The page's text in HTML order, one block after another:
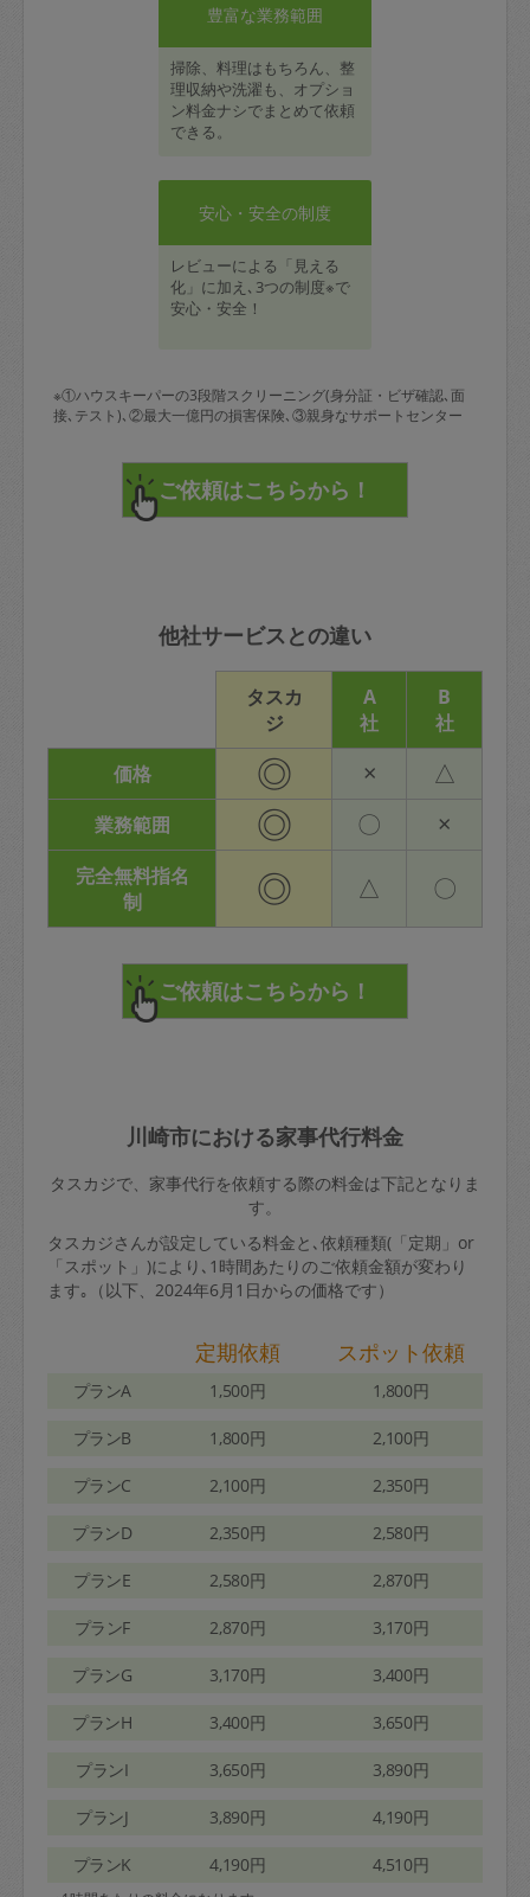
豊富な業務範囲
掃除、料理はもちろん、整
理収納や洗濯も、オプショ
ン料金ナシでまとめて依頼
できる。
安心・安全の制度
レビューによる「見える
化」に加え､3つの制度※で
安心・安全！
※①ハウスキーパーの3段階スクリーニング(身分証・ビザ確認､面
接､テスト)､②最大一億円の損害保険､③親身なサポートセンター
他社サービスとの違い
タスカ
ジ
A
社
B
社
価格
◎ × △
業務範囲 ◎ 〇 ×
完全無料指名
制
◎ △ 〇
川崎市における家事代行料金
タスカジで、家事代行を依頼する際の料金は下記となりま
す。
タスカジさんが設定している料金と､依頼種類(「定期」or
「スポット」)により､1時間あたりのご依頼金額が変わり
ます｡（以下、2024年6月1日からの価格です）
定期依頼 スポット依頼
プランA 1,500円 1,800円
プランB 1,800円 2,100円
プランC 2,100円 2,350円
プランD 2,350円 2,580円
プランE 2,580円 2,870円
プランF 2,870円 3,170円
プランG 3,170円 3,400円
プランH 3,400円 3,650円
プランI 3,650円 3,890円
プランJ 3,890円 4,190円
プランK 4,190円 4,510円